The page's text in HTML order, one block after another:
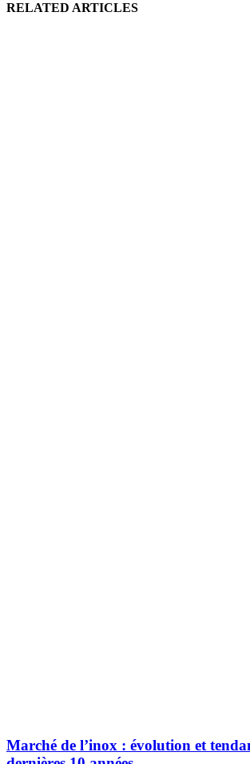
RELATED ARTICLES
Marché de l’inox : évolution et